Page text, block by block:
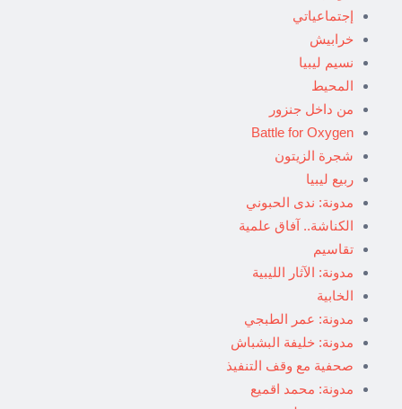
إجتماعياتي
خرابيش
نسيم ليبيا
المحيط
من داخل جنزور
Battle for Oxygen
شجرة الزيتون
ربيع ليبيا
مدونة: ندى الحبوني
الكناشة.. آفاق علمية
تقاسيم
مدونة: الآثار الليبية
الخابية
مدونة: عمر الطبجي
مدونة: خليفة البشباش
صحفية مع وقف التنفيذ
مدونة: محمد اقميع